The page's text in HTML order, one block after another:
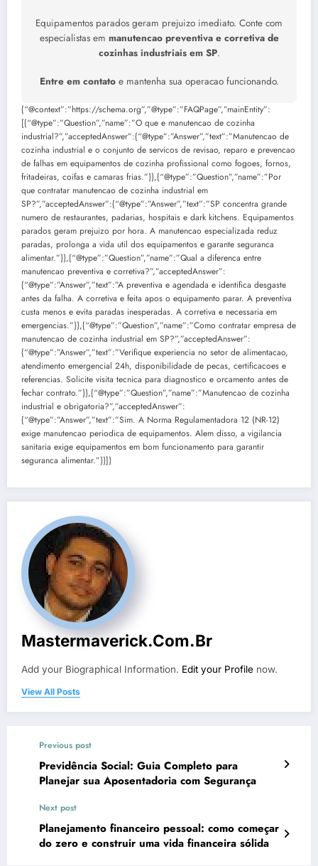
Equipamentos parados geram prejuizo imediato. Conte com
especialistas em manutencao preventiva e corretiva de
cozinhas industriais em SP.
Entre em contatoe mantenha sua operacao funcionando.
{“@context”:”https://schema.org”,”@type”:”FAQPage”,”mainEntity”:
[{“@type”:”Question”,”name”:”O que e manutencao de cozinha
industrial?”,”acceptedAnswer”:{“@type”:”Answer”,”text”:”Manutencao de
cozinha industrial e o conjunto de servicos de revisao, reparo e prevencao
de falhas em equipamentos de cozinha profissional como fogoes, fornos,
fritadeiras, coifas e camaras frias.”}},{“@type”:”Question”,”name”:”Por
que contratar manutencao de cozinha industrial em
SP?”,”acceptedAnswer”:{“@type”:”Answer”,”text”:”SP concentra grande
numero de restaurantes, padarias, hospitais e dark kitchens. Equipamentos
parados geram prejuizo por hora. A manutencao especializada reduz
paradas, prolonga a vida util dos equipamentos e garante seguranca
alimentar.”}},{“@type”:”Question”,”name”:”Qual a diferenca entre
manutencao preventiva e corretiva?”,”acceptedAnswer”:
{“@type”:”Answer”,”text”:”A preventiva e agendada e identifica desgaste
antes da falha. A corretiva e feita apos o equipamento parar. A preventiva
custa menos e evita paradas inesperadas. A corretiva e necessaria em
emergencias.”}},{“@type”:”Question”,”name”:”Como contratar empresa de
manutencao de cozinha industrial em SP?”,”acceptedAnswer”:
{“@type”:”Answer”,”text”:”Verifique experiencia no setor de alimentacao,
atendimento emergencial 24h, disponibilidade de pecas, certificacoes e
referencias. Solicite visita tecnica para diagnostico e orcamento antes de
fechar contrato.”}},{“@type”:”Question”,”name”:”Manutencao de cozinha
industrial e obrigatoria?”,”acceptedAnswer”:
{“@type”:”Answer”,”text”:”Sim. A Norma Regulamentadora 12 (NR-12)
exige manutencao periodica de equipamentos. Alem disso, a vigilancia
sanitaria exige equipamentos em bom funcionamento para garantir
seguranca alimentar.”}}]}
Mastermaverick.com.br
Add your Biographical Information. Edit your Profile now.
View All Posts
Previous post
Previdência Social: Guia Completo para
Planejar sua Aposentadoria com Segurança
Next post
Planejamento financeiro pessoal: como começar
do zero e construir uma vida financeira sólida